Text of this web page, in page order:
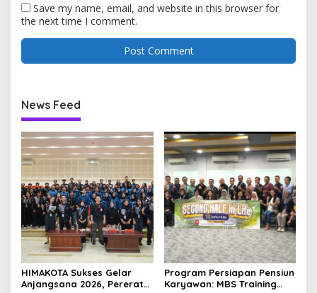
Save my name, email, and website in this browser for
the next time I comment.
News Feed
HIMAKOTA Sukses Gelar
Anjangsana 2026, Pererat
Program Persiapan Pensiun
Karyawan: MBS Training